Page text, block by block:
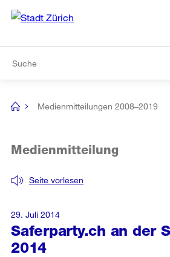
Navigation
[no
Medienmitteilungen 2008–2019
Saferparty.ch an der
2014
Seite vorlesen
Medienmitteilung
29. Juli 2014